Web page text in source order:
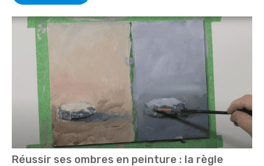
Réussir ses ombres en peinture : la règle